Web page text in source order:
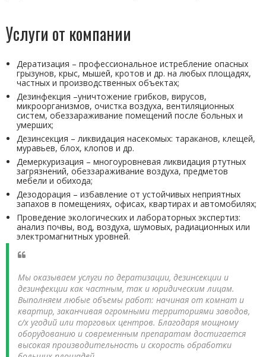
Услуги от компании
Дератизация – профессиональное истребление опасных
грызунов, крыс, мышей, кротов и др. на любых площадях,
частных и производственных объектах;
Дезинфекция –уничтожение грибков, вирусов,
микроорганизмов, очистка воздуха, вентиляционных
систем, обеззараживание помещений после больных и
умерших;
Дезинсекция – ликвидация насекомых: тараканов, клещей,
муравьев, блох, клопов и др.
Демеркуризация – многоуровневая ликвидация ртутных
загрязнений, обеззараживание воздуха, предметов
мебели и обихода;
Дезодорация – избавление от устойчивых неприятных
запахов в помещениях, офисах, квартирах и автомобилях;
Проведение экологических и лабораторных экспертиз:
анализ почвы, вод, воздуха, шумовых, радиационных или
электромагнитных уровней.
Мы оказываем услуги по дератизации, дезинсекции и
дезинфекции как частным, так и юридическим лицам.
Выполняем любые объемы работ: начиная от комнат и
квартир, заканчивая огромными территориями заводов,
с/х угодий или торговых центров. Благодаря мощному
оборудованию и современным препаратам достигается
высокая производительность и скорость обработки